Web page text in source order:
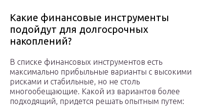
Какие финансовые инструменты
подойдут для долгосрочных
накоплений?
В списке финансовых инструментов есть
максимально прибыльные варианты с высокими
рисками и стабильные, но не столь
многообещающие. Какой из вариантов более
подходящий, придется решать опытным путем: